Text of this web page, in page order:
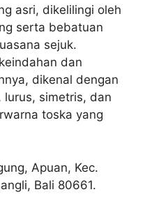
asri, dikelilingi oleh
serta bebatuan
sejuk.
dan
dikenal dengan
lurus, simetris, dan
toska yang
Apuan, Kec.
Bali 80661.